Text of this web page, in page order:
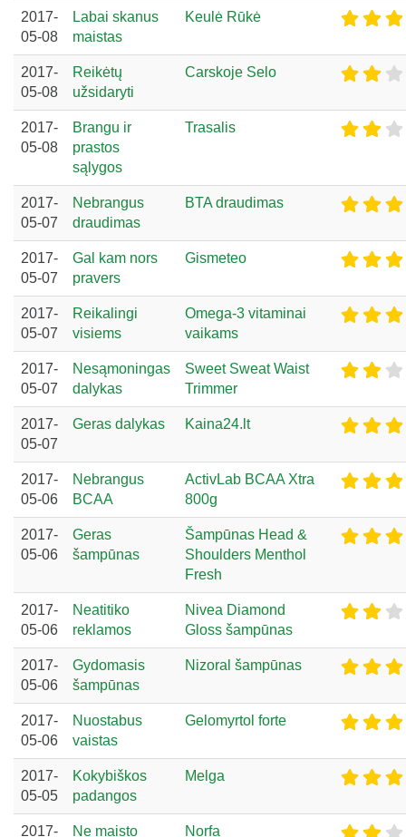
2017-
05-08
Labai skanus
maistas
Keulė Rūkė
2017-
05-08
Reikėtų
užsidaryti
Carskoje Selo
2017-
05-08
Brangu ir
prastos
sąlygos
Trasalis
2017-
05-07
Nebrangus
draudimas
BTA draudimas
2017-
05-07
Gal kam nors
pravers
Gismeteo
2017-
05-07
Reikalingi
visiems
Omega-3 vitaminai
vaikams
2017-
05-07
Nesąmoningas
dalykas
Sweet Sweat Waist
Trimmer
2017-
05-07
Geras dalykas Kaina24.lt
2017-
05-06
Nebrangus
BCAA
ActivLab BCAA Xtra
800g
2017-
05-06
Geras
šampūnas
Šampūnas Head &
Shoulders Menthol
Fresh
2017-
05-06
Neatitiko
reklamos
Nivea Diamond
Gloss šampūnas
2017-
05-06
Gydomasis
šampūnas
Nizoral šampūnas
2017-
05-06
Nuostabus
vaistas
Gelomyrtol forte
2017-
05-05
Kokybiškos
padangos
Melga
2017- Ne maisto Norfa